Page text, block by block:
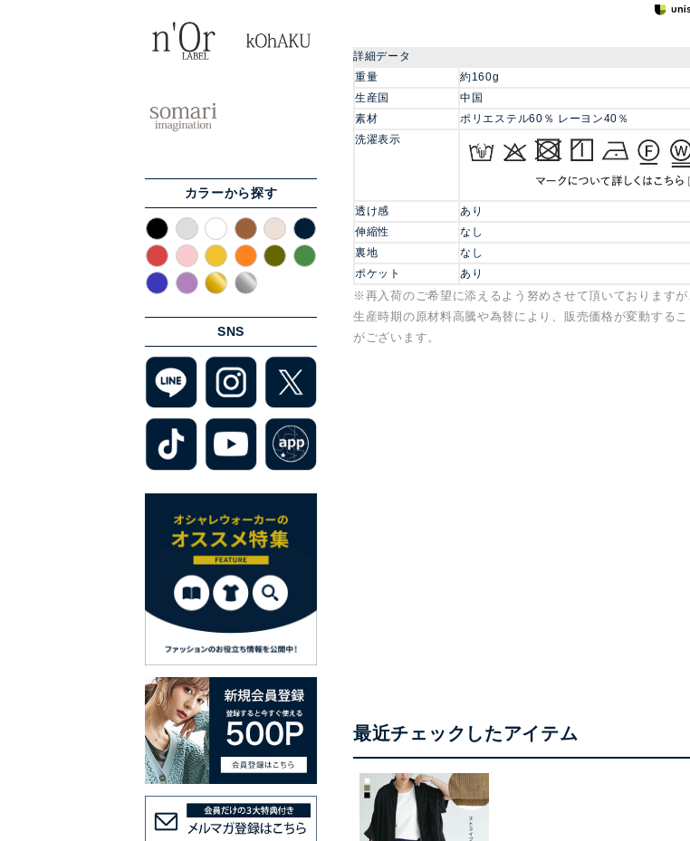
カラーから探す
SNS
詳細データ
重量
約160g
生産国
中国
素材
ポリエステル60％ レーヨン40％
洗濯表示
透け感
あり
伸縮性
なし
裏地
なし
ポケット
あり
※再入荷のご希望に添えるよう努めさせて頂いておりますが
生産時期の原材料高騰や為替により、販売価格が変動するこ
がございます。
最近チェックしたアイテム